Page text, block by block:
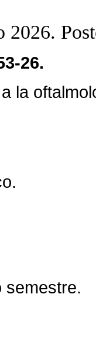
2026.
26.
la
semestre.